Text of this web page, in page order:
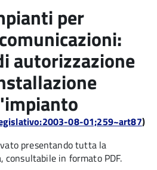
per
autorizzazione
08-01;259~art87)
presentando tutta la
consultabile in formato PDF.